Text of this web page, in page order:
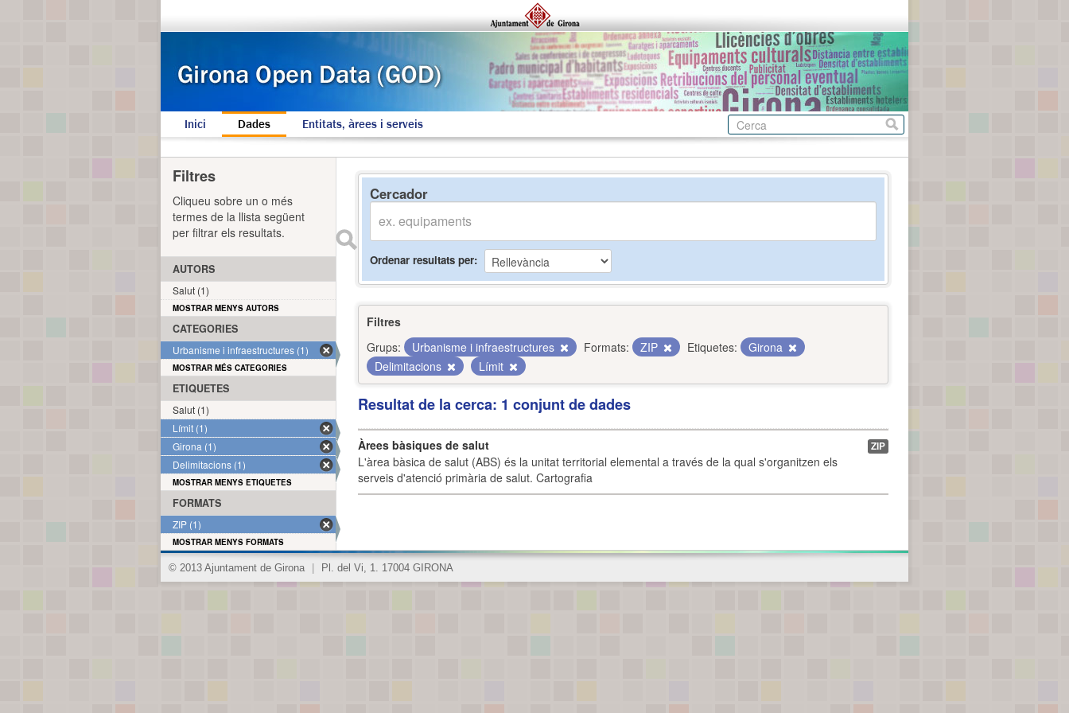
Inici Dades Entitats, àrees i serveis
Cercador
Ordenar resultats per
Filtres
Grups:
Urbanisme i infraestructures Formats: ZIP Etiquetes:
Girona
Delimitacions
Límit
Resultat de la cerca: 1 conjunt de dades
Àrees bàsiques de salut
L'àrea bàsica de salut (ABS) és la unitat territorial elemental a través de la qual s'organitzen els
serveis d'atenció primària de salut. Cartografia
ZIP
Filtres
Cliqueu sobre un o més
termes de la llista següent
per filtrar els resultats.
AUTORS
Salut (1)
MOSTRAR MENYS AUTORS
CATEGORIES
Urbanisme i infraestructures (1)
MOSTRAR MÉS CATEGORIES
ETIQUETES
Salut (1)
Límit (1)
Girona (1)
Delimitacions (1)
MOSTRAR MENYS ETIQUETES
FORMATS
ZIP (1)
MOSTRAR MENYS FORMATS
© 2013 Ajuntament de Girona Pl. del Vi, 1. 17004 GIRONA